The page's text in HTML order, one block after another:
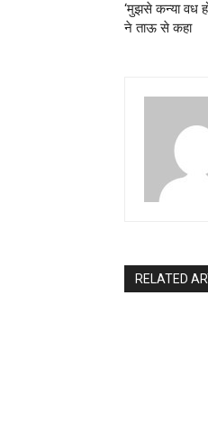
‘मुझसे कन्या वध
ने ताऊ से कहा
RELATED